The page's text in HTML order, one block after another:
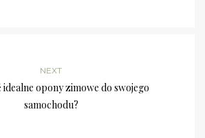
NEXT
idealne opony zimowe do swojego
samochodu?